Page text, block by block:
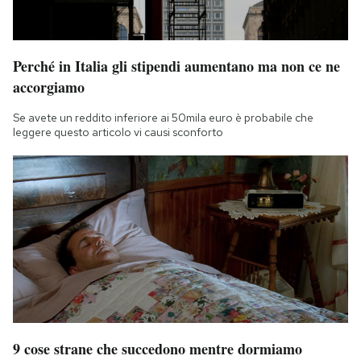
Perché in Italia gli stipendi aumentano ma non ce ne
accorgiamo
Se avete un reddito inferiore ai 50mila euro è probabile che
leggere questo articolo vi causi sconforto
9 cose strane che succedono mentre dormiamo